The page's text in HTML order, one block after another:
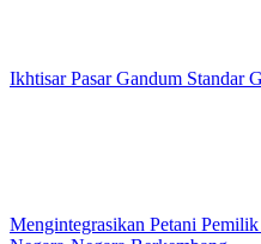
Ikhtisar Pasar Gandum Standar
Mengintegrasikan Petani